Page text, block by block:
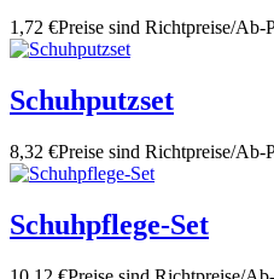
1,72 €Preise sind Richtpreise/Ab-
Schuhputzset
8,32 €Preise sind Richtpreise/Ab-
Schuhpflege-Set